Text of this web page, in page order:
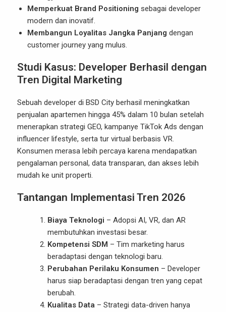
Memperkuat Brand Positioning sebagai developer
modern dan inovatif.
Membangun Loyalitas Jangka Panjang dengan
customer journey yang mulus.
Studi Kasus: Developer Berhasil dengan
Tren Digital Marketing
Sebuah developer di BSD City berhasil meningkatkan
penjualan apartemen hingga 45% dalam 10 bulan setelah
menerapkan strategi GEO, kampanye TikTok Ads dengan
influencer lifestyle, serta tur virtual berbasis VR.
Konsumen merasa lebih percaya karena mendapatkan
pengalaman personal, data transparan, dan akses lebih
mudah ke unit properti.
Tantangan Implementasi Tren 2026
Biaya Teknologi – Adopsi AI, VR, dan AR
membutuhkan investasi besar.
Kompetensi SDM – Tim marketing harus
beradaptasi dengan teknologi baru.
Perubahan Perilaku Konsumen – Developer
harus siap beradaptasi dengan tren yang cepat
berubah.
Kualitas Data – Strategi data-driven hanya